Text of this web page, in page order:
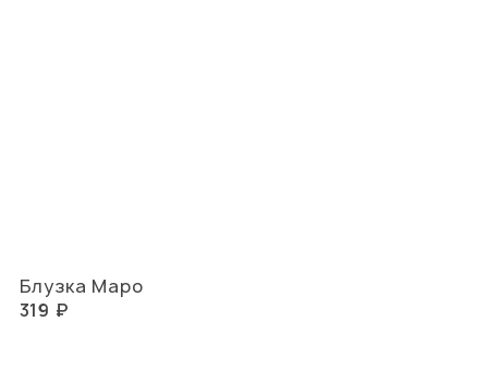
Блузка Маро
319 ₽